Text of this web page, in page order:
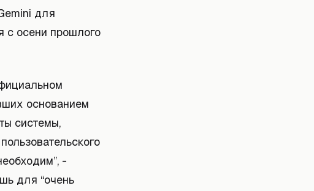
для
с осени прошлого
основанием
системы,
-
для “очень